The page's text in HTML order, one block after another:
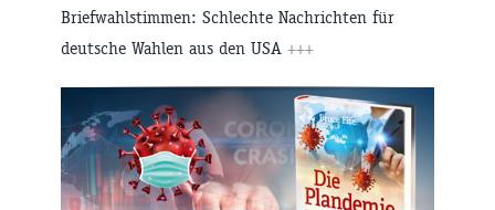
Briefwahlstimmen: Schlechte Nachrichten für
deutsche Wahlen aus den USA +++